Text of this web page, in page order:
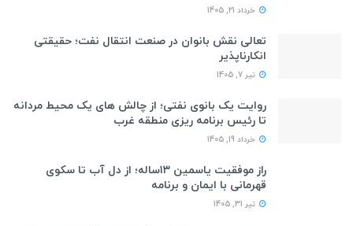
خرداد 21, 1405
تعالی نقش بانوان در صنعت انتقال نفت؛ حقیقتی
انکارناپذیر
تیر 7, 1405
روایت یک بانوی نفتی؛ از چالش های یک محیط مردانه
تا رئیس برنامه ریزی منطقه غرب
خرداد 19, 1405
راز موفقیت یاسمین ۱۳ساله؛ از دل آب تا سکوی
قهرمانی با ایمان و برنامه
تیر 31, 1405